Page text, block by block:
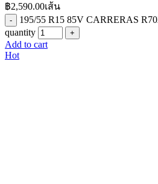
฿2,590.00เส้น
195/55 R15 85V CARRERAS
quantity
Add to cart
Hot